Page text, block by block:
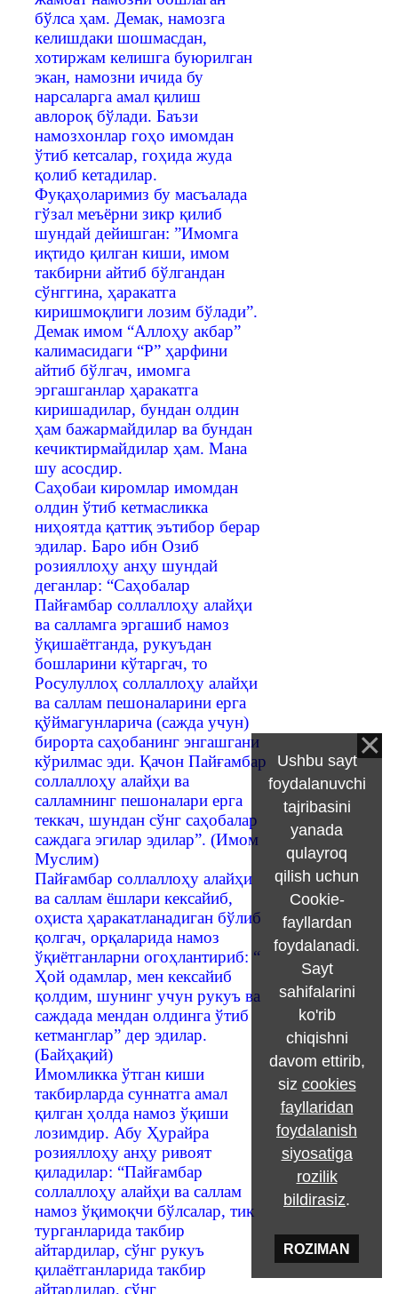
бўлса ҳам. Демак, намозга
келишдаки шошмасдан,
хотиржам келишга буюрилган
экан, намозни ичида бу
нарсаларга амал қилиш
авлороқ бўлади. Баъзи
намозхонлар гоҳо имомдан
ўтиб кетсалар, гоҳида жуда
қолиб кетадилар.
Фуқаҳоларимиз бу масъалада
гўзал меъёрни зикр қилиб
шундай дейишган: ”Имомга
иқтидо қилган киши, имом
такбирни айтиб бўлгандан
сўнггина, ҳаракатга
киришмоқлиги лозим бўлади”.
Демак имом “Аллоҳу акбар”
калимасидаги “Р” ҳарфини
айтиб бўлгач, имомга
эргашганлар ҳаракатга
киришадилар, бундан олдин
ҳам бажармайдилар ва бундан
кечиктирмайдилар ҳам. Мана
шу асосдир.
Саҳобаи киромлар имомдан
олдин ўтиб кетмасликка
ниҳоятда қаттиқ эътибор берар
эдилар. Баро ибн Озиб
розияллоҳу анҳу шундай
деганлар: “Саҳобалар
Пайғамбар соллаллоҳу алайҳи
ва салламга эргашиб намоз
ўқишаётганда, рукуъдан
бошларини кўтаргач, то
Росулуллоҳ соллаллоҳу алайҳи
ва саллам пешоналарини ерга
қўймагунларича (сажда учун)
бирорта саҳобанинг энгашгани
кўрилмас эди. Қачон Пайғамбар
соллаллоҳу алайҳи ва
салламнинг пешоналари ерга
теккач, шундан сўнг саҳобалар
саждага эгилар эдилар”. (Имом
Муслим)
Пайғамбар соллаллоҳу алайҳи
ва саллам ёшлари кексайиб,
оҳиста ҳаракатланадиган бўлиб
қолгач, орқаларида намоз
ўқиётганларни огоҳлантириб: “
Ҳой одамлар, мен кексайиб
қолдим, шунинг учун рукуъ ва
саждада мендан олдинга ўтиб
кетманглар” дер эдилар.
(Байҳақий)
Имомликка ўтган киши
такбирларда суннатга амал
қилган ҳолда намоз ўқиши
лозимдир. Абу Ҳурайра
розияллоҳу анҳу ривоят
қиладилар: “Пайғамбар
соллаллоҳу алайҳи ва саллам
намоз ўқимоқчи бўлсалар, тик
турганларида такбир
айтардилар, сўнг рукуъ
қилаётганларида такбир
айтардилар, сўнг
Ushbu sayt
foydalanuvchi
tajribasini
yanada
qulayroq
qilish uchun
Cookie-
fayllardan
foydalanadi.
Sayt
sahifalarini
ko'rib
chiqishni
davom ettirib,
siz cookies
fayllaridan
foydalanish
siyosatiga
rozilik
bildirasiz.
ROZIMAN